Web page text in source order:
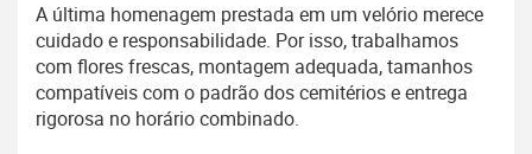
A última homenagem prestada em um velório merece
cuidado e responsabilidade. Por isso, trabalhamos
com flores frescas, montagem adequada, tamanhos
compatíveis com o padrão dos cemitérios e entrega
rigorosa no horário combinado.